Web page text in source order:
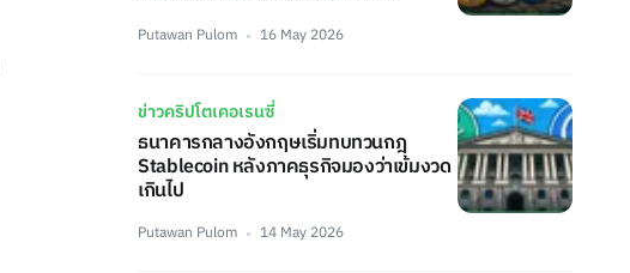
Putawan Pulom 16 May 2026
ข่าวคริปโตเคอเรนซี่
ธนาคารกลางอังกฤษเริ่มทบทวนกฎ
Stablecoin หลังภาคธุรกิจมองว่าเข้มงวด
เกินไป
Putawan Pulom 14 May 2026